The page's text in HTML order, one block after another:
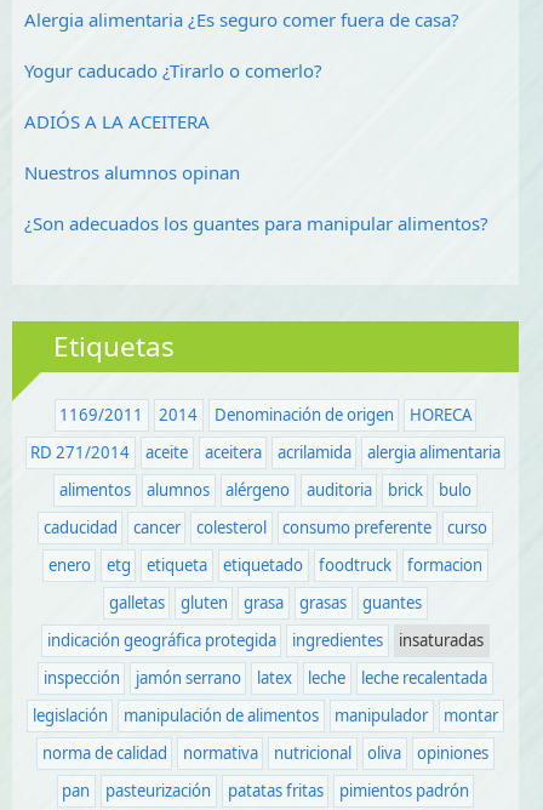
Alergia alimentaria ¿Es seguro comer fuera de casa?
Yogur caducado ¿Tirarlo o comerlo?
ADIÓS A LA ACEITERA
Nuestros alumnos opinan
¿Son adecuados los guantes para manipular alimentos?
Etiquetas
1169/2011 2014 Denominación de origen
HORECA
RD 271/2014
aceite aceitera acrilamida
alergia alimentaria
alimentos
alumnos alérgeno auditoria brick
bulo
caducidad
cancer colesterol consumo preferente
curso
enero
etg etiqueta etiquetado foodtruck
formacion
galletas
gluten grasa grasas
guantes
indicación geográfica protegida
ingredientes
insaturadas
inspección
jamón serrano latex leche
leche recalentada
legislación
manipulación de alimentos manipulador
montar
norma de calidad
normativa nutricional oliva
opiniones
pan
pasteurización patatas fritas pimientos padrón